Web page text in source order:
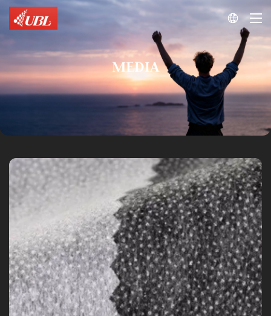

MEDIA